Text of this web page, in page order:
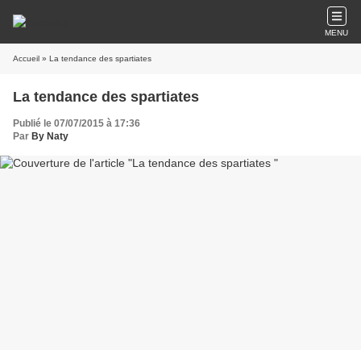
MENU
Accueil » La tendance des spartiates
La tendance des spartiates
Publié le 07/07/2015 à 17:36
Par By Naty